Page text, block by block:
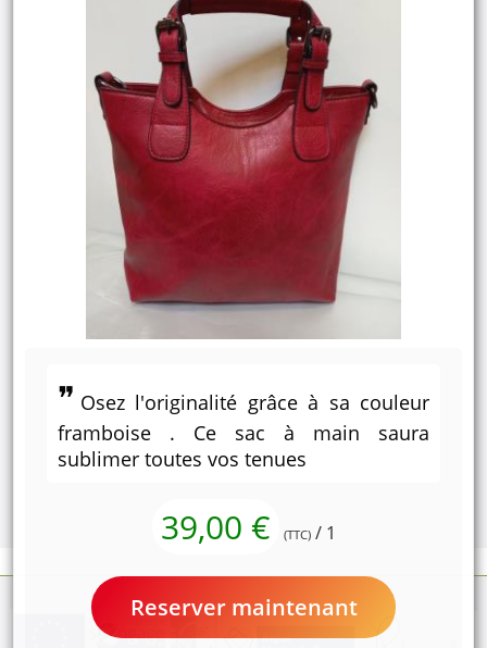
Osez l'originalité grâce à sa couleur
framboise . Ce sac à main saura
sublimer toutes vos tenues
39,00 € (TTC) / 1
Reserver maintenant